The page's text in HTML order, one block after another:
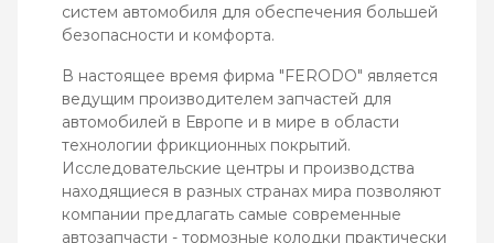
систем автомобиля для обеспечения большей
безопасности и комфорта.
В настоящее время фирма "FERODO" является
ведущим производителем запчастей для
автомобилей в Европе и в мире в области
технологии фрикционных покрытий.
Исследовательские центры и производства
находящиеся в разных странах мира позволяют
компании предлагать самые современные
автозапчасти - тормозные колодки практически